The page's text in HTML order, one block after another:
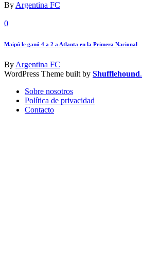
ByArgentina FC
0
Maipú le ganó 4 a 2 a Atlanta en la Primera Nacional
ByArgentina FC
WordPress Theme built by Shufflehound.
Sobre nosotros
Política de privacidad
Contacto